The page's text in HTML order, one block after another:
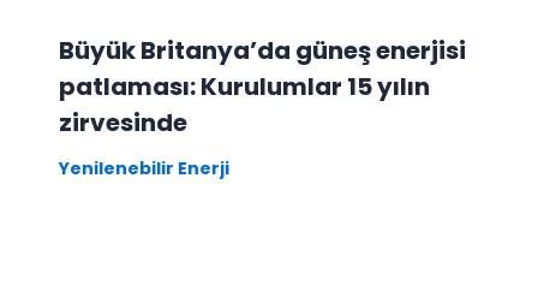
Büyük Britanya’da güneş enerjisi
patlaması: Kurulumlar 15 yılın
zirvesinde
Yenilenebilir Enerji